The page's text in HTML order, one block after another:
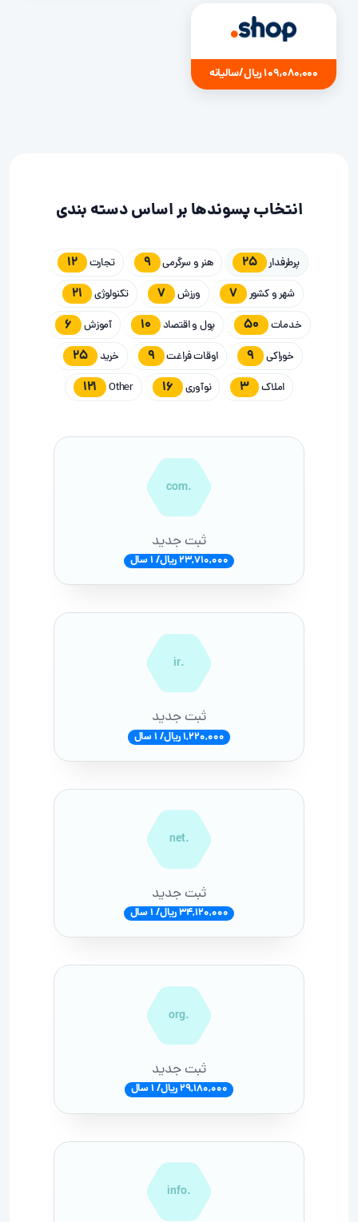
109,080,000 ریال/سالیانه
انتخاب پسوندها بر اساس دسته بندی
پرطرفدار 25 هنر و سرگرمی 9 تجارت 12
شهر و کشور 7 ورزش 7 تکنولوژی 21
خدمات 50 پول و اقتصاد 10 آموزش 6
خوراکی 9 اوقات فراغت 9 خرید 25
املاک 3 نوآوری 16
Other
121
.com
ثبت جدید
23,710,000 ریال/ 1 سال
.ir
ثبت جدید
1,220,000 ریال/ 1 سال
.net
ثبت جدید
34,120,000 ریال/ 1 سال
.org
ثبت جدید
29,180,000 ریال/ 1 سال
.info